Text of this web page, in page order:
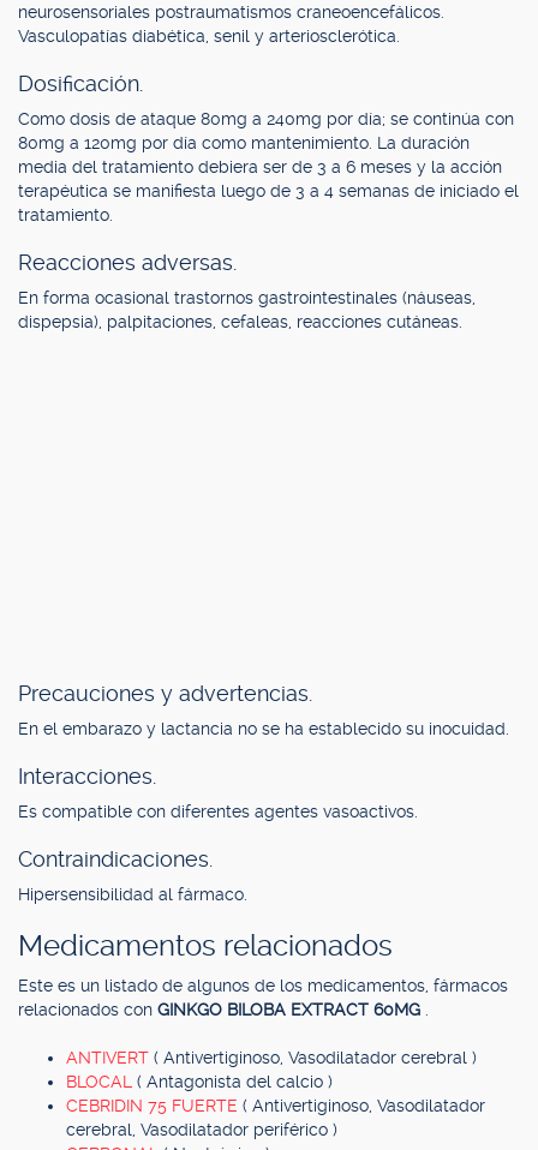
neurosensoriales postraumatismos craneoencefálicos.
Vasculopatías diabética, senil y arteriosclerótica.
Dosificación.
Como dosis de ataque 80mg a 240mg por día; se continúa con
80mg a 120mg por día como mantenimiento. La duración
media del tratamiento debiera ser de 3 a 6 meses y la acción
terapéutica se manifiesta luego de 3 a 4 semanas de iniciado el
tratamiento.
Reacciones adversas.
En forma ocasional trastornos gastrointestinales (náuseas,
dispepsia), palpitaciones, cefaleas, reacciones cutáneas.
Precauciones y advertencias.
En el embarazo y lactancia no se ha establecido su inocuidad.
Interacciones.
Es compatible con diferentes agentes vasoactivos.
Contraindicaciones.
Hipersensibilidad al fármaco.
Medicamentos relacionados
Este es un listado de algunos de los medicamentos, fármacos
relacionados con GINKGO BILOBA EXTRACT 60MG
ANTIVERT ( Antivertiginoso, Vasodilatador cerebral )
BLOCAL ( Antagonista del calcio )
CEBRIDIN 75 FUERTE ( Antivertiginoso, Vasodilatador
cerebral, Vasodilatador periférico )